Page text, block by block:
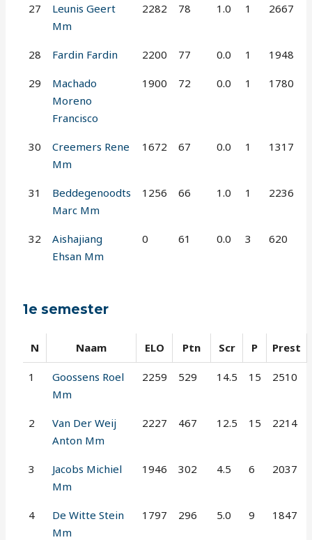
27
Leunis Geert
Mm
2282 78 1.0 1 2667
28 Fardin Fardin 2200 77 0.0 1 1948
29
Machado
Moreno
Francisco
1900 72 0.0 1 1780
30
Creemers Rene
Mm
1672 67 0.0 1 1317
31
Beddegenoodts
Marc Mm
1256 66 1.0 1 2236
32
Aishajiang
Ehsan Mm
0 61 0.0 3 620
1e semester
N Naam ELO Ptn Scr P Prest
1
Goossens Roel
Mm
2259 529 14.5 15 2510
2
Van Der Weij
Anton Mm
2227 467 12.5 15 2214
3
Jacobs Michiel
Mm
1946 302 4.5 6 2037
4
De Witte Stein
Mm
1797 296 5.0 9 1847